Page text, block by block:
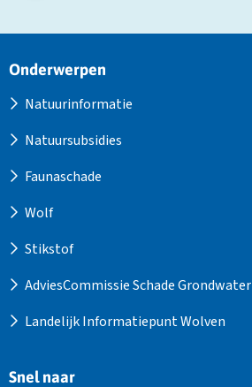
Site
Onderwerpen
Natuurinformatie
Natuursubsidies
Faunaschade
Wolf
Stikstof
AdviesCommissie Schade Grondwater
Landelijk Informatiepunt Wolven
Snel naar